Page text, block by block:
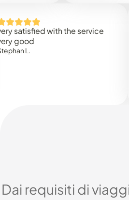
with the service
It
Dai requisiti di